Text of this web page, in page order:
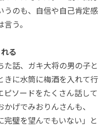
うのも、自信や自己肯定感
う。
る
話、ガキ大将の男の子と
きに水筒に梅酒を入れて行
ソードをたくさん話して
げでみおりんさんも、
完璧を望んでもいない」と